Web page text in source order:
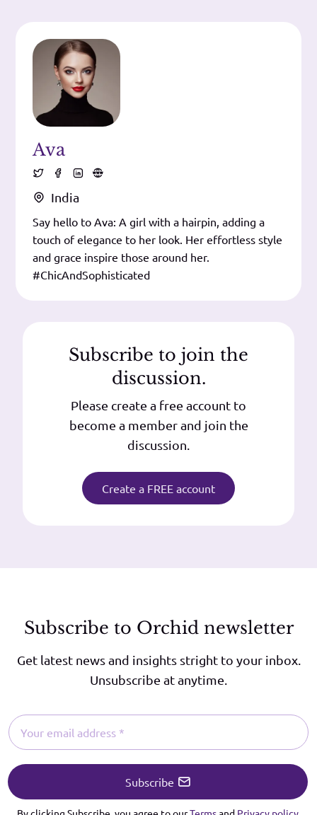
Ava
India
Say hello to Ava: A girl with a hairpin, adding a
touch of elegance to her look. Her effortless style
and grace inspire those around her.
#ChicAndSophisticated
Subscribe to join the
discussion.
Please create a free account to
become a member and join the
discussion.
Create a FREE account
Subscribe to Orchid newsletter
Get latest news and insights stright to your inbox.
Unsubscribe at anytime.
Subscribe